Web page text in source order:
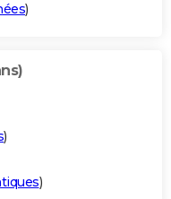
)
)
)